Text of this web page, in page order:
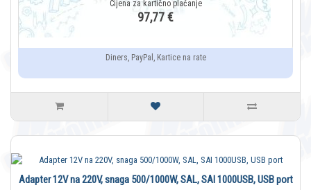
97,77 €
Diners, PayPal, Kartice na rate
Adapter 12V na 220V, snaga 500/1000W, SAL, SAI 1000USB, USB port